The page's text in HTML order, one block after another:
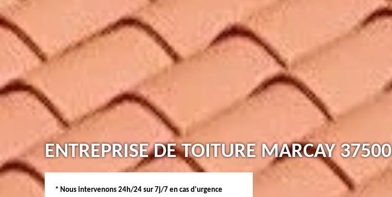
ENTREPRISE DE TOITURE MARCAY 37500
* Nous intervenons 24h/24 sur 7j/7 en cas d'urgence